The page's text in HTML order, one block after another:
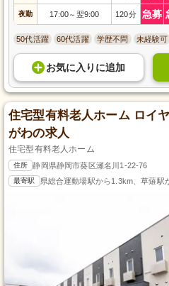
夜勤 17:00～ 翌9:00 120分 急募
50代活躍 60代活躍 学歴不問 未経験可
お気に入り に追加
住宅型有料老人ホーム ロイ
がわの求人
住宅型有料老人ホーム
住所 静岡県静岡市葵区瀬名川1-22-76
最寄駅 県総合運動場駅から1.3km、草薙